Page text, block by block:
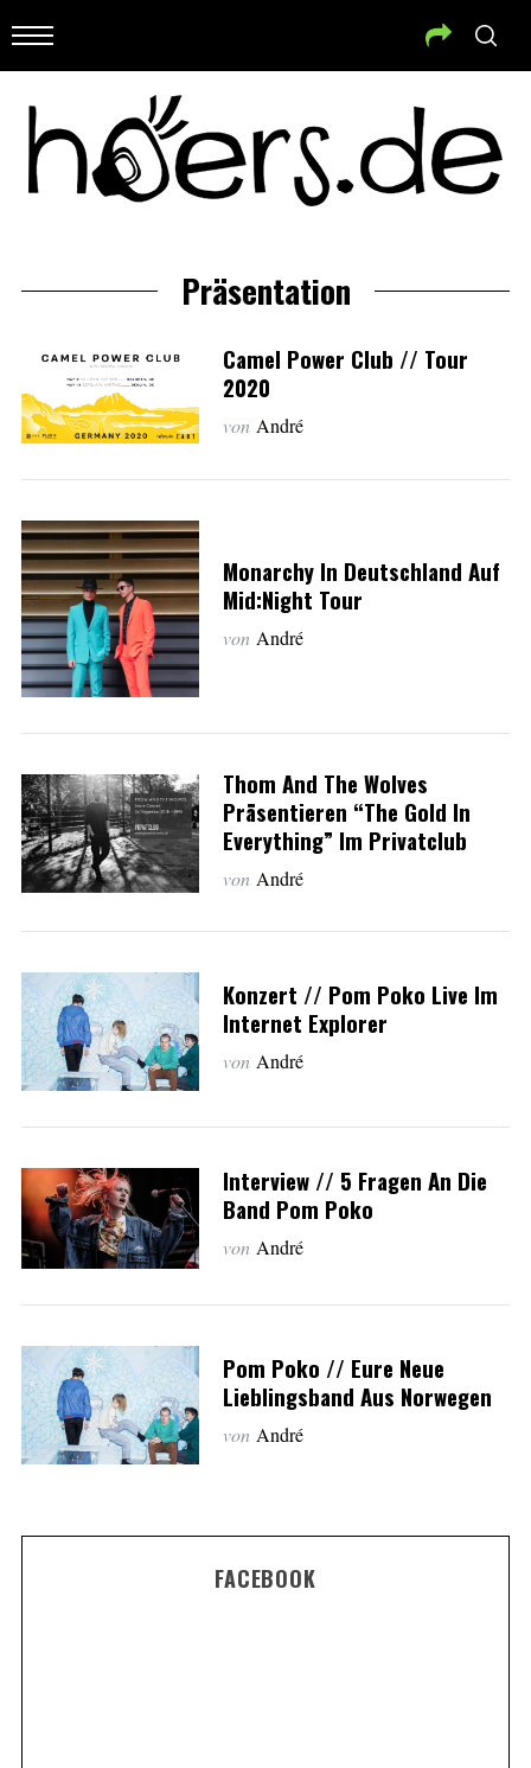
Präsentation
Camel Power Club // Tour
2020
von André
Monarchy In Deutschland Auf
Mid:Night Tour
von André
Thom And The Wolves
Präsentieren “The Gold In
Everything” Im Privatclub
von André
Konzert // Pom Poko Live Im
Internet Explorer
von André
Interview // 5 Fragen An Die
Band Pom Poko
von André
Pom Poko // Eure Neue
Lieblingsband Aus Norwegen
von André
FACEBOOK